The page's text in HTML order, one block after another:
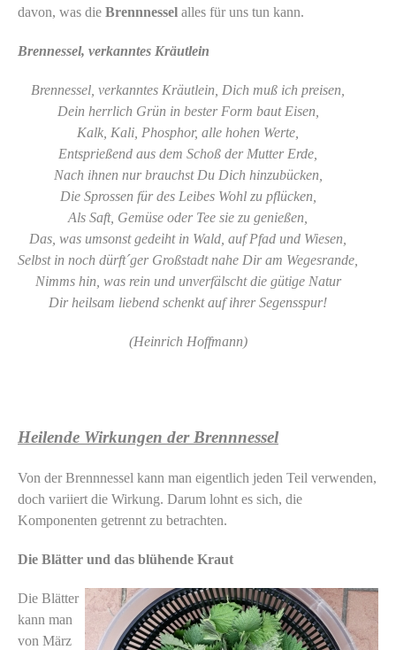
davon, was die Brennnessel alles für uns tun kann.
Brennessel, verkanntes Kräutlein
Brennessel, verkanntes Kräutlein, Dich muß ich preisen,
Dein herrlich Grün in bester Form baut Eisen,
Kalk, Kali, Phosphor, alle hohen Werte,
Entsprießend aus dem Schoß der Mutter Erde,
Nach ihnen nur brauchst Du Dich hinzubücken,
Die Sprossen für des Leibes Wohl zu pflücken,
Als Saft, Gemüse oder Tee sie zu genießen,
Das, was umsonst gedeiht in Wald, auf Pfad und Wiesen,
Selbst in noch dürft´ger Großstadt nahe Dir am Wegesrande,
Nimms hin, was rein und unverfälscht die gütige Natur
Dir heilsam liebend schenkt auf ihrer Segensspur!
(Heinrich Hoffmann)
Heilende Wirkungen der Brennnessel
Von der Brennnessel kann man eigentlich jeden Teil verwenden,
doch variiert die Wirkung. Darum lohnt es sich, die
Komponenten getrennt zu betrachten.
Die Blätter und das blühende Kraut
Die Blätter
kann man
von März